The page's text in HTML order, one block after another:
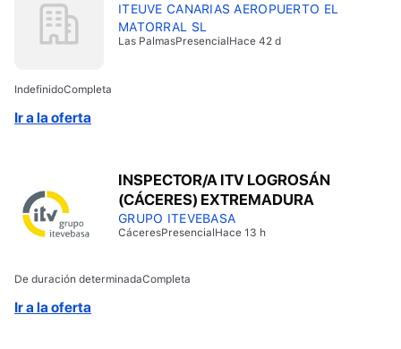
ITEUVE CANARIAS AEROPUERTO EL
MATORRAL SL
Las PalmasPresencialHace 42 d
IndefinidoCompleta
Ir a la oferta
INSPECTOR/A ITV LOGROSÁN
(CÁCERES) EXTREMADURA
GRUPO ITEVEBASA
CáceresPresencialHace 13 h
De duración determinadaCompleta
Ir a la oferta